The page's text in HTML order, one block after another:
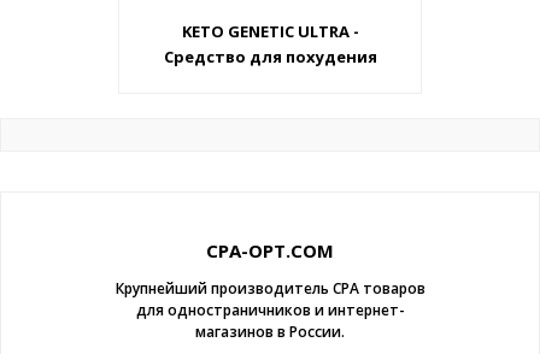
KETO GENETIC ULTRA -
Средство для похудения
CPA-OPT.COM
Крупнейший производитель CPA товаров
для одностраничников и интернет-
магазинов в России.